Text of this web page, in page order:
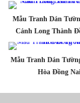
Mẫu Tranh Dán
Cảnh Long Thành
Mẫu Tranh Dán
Hòa Đồng